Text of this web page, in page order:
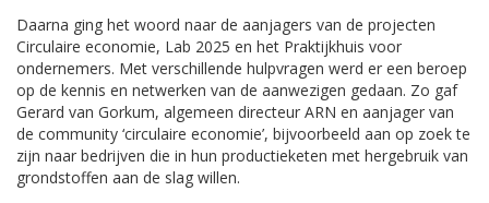
Daarna ging het woord naar de aanjagers van de projecten
Circulaire economie, Lab 2025 en het Praktijkhuis voor
ondernemers. Met verschillende hulpvragen werd er een beroep
op de kennis en netwerken van de aanwezigen gedaan. Zo gaf
Gerard van Gorkum, algemeen directeur ARN en aanjager van
de community ‘circulaire economie’, bijvoorbeeld aan op zoek te
zijn naar bedrijven die in hun productieketen met hergebruik van
grondstoffen aan de slag willen.